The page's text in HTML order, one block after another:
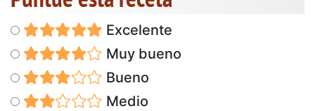
Excelente
Muy bueno
Bueno
Medio